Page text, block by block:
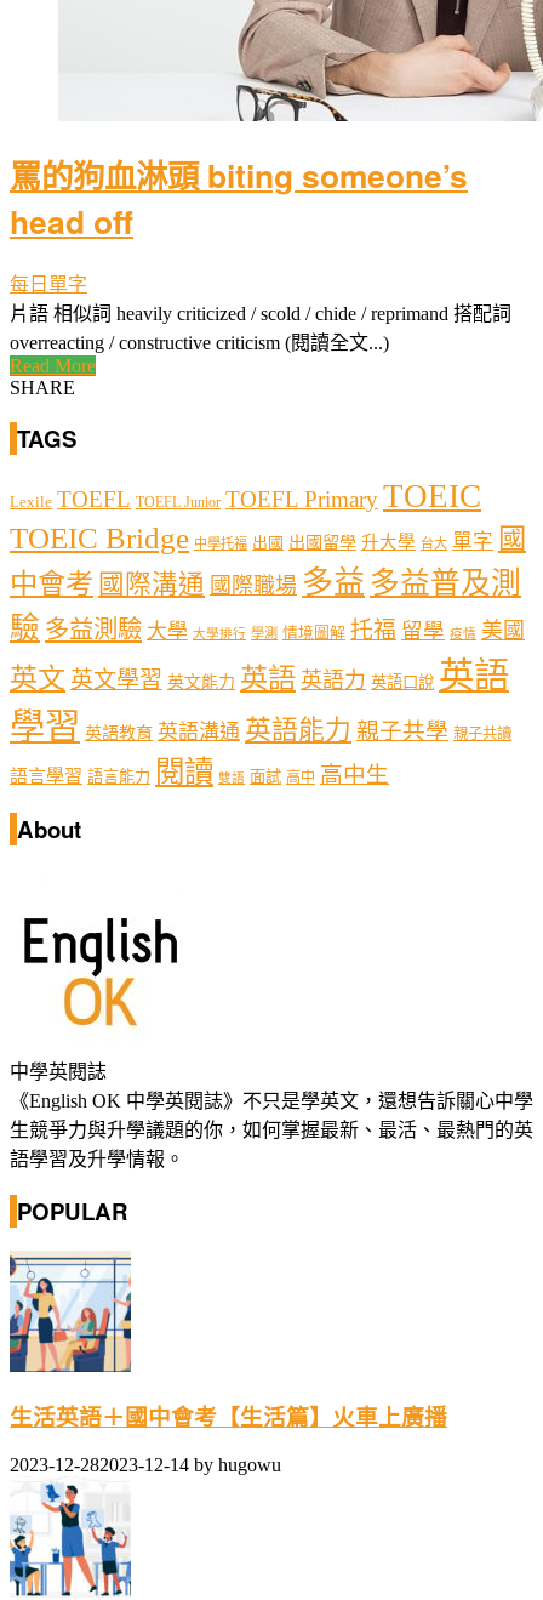
罵的狗血淋頭 biting someone’s
head off
每日單字
片語 相似詞 heavily criticized / scold / chide / reprimand 搭配詞
overreacting / constructive criticism (閱讀全文...)
Read More
SHARE
TAGS
Lexile TOEFL TOEFL Junior TOEFL PrimaryTOEIC
TOEIC Bridge 中學托福 出國 出國留學 升大學 台大 單字 國
中會考 國際溝通 國際職場 多益 多益普及測
驗 多益測驗 大學 大學排行 學測 情境圖解 托福 留學 疫情 美國
英文 英文學習 英文能力 英語 英語力 英語口說 英語
學習 英語教育 英語溝通 英語能力 親子共學 親子共讀
語言學習 語言能力 閱讀 雙語 面試 高中 高中生
About
中學英閱誌
《English OK 中學英閱誌》不只是學英文，還想告訴關心中學
生競爭力與升學議題的你，如何掌握最新、最活、最熱門的英
語學習及升學情報。
POPULAR
生活英語＋國中會考【生活篇】火車上廣播
2023-12-282023-12-14 by hugowu